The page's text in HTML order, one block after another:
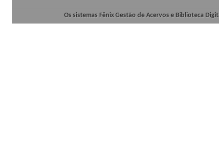
Os sistemas Fênix Gestão de Acervos e Biblioteca